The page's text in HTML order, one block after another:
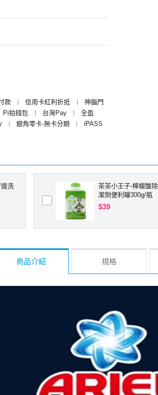
款 ︱ 信用卡紅利折抵 ︱
神腦門
Pi拍錢包 ︱ 台灣Pay ︱
全盈
︱ 銀角零卡-無卡分期 ︱
iPASS
洗
茶茶小王子-檸檬酸
潔劑便利罐300g/瓶
$39
商品介紹 規格